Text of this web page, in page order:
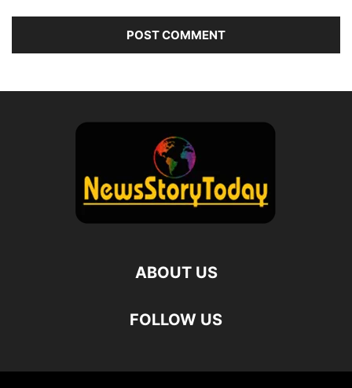
ABOUT US
FOLLOW US